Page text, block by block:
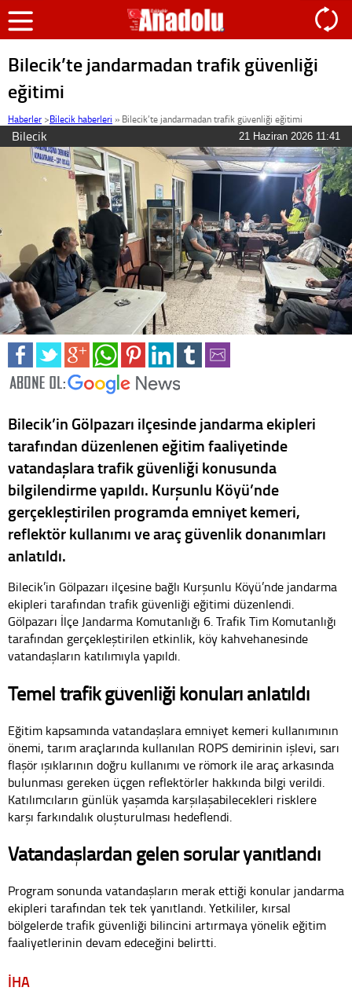
Bilecik’te jandarmadan trafik güvenliği
eğitimi
Haberler >Bilecik haberleri » Bilecik’te jandarmadan trafik güvenliği eğitimi
Bilecik 21 Haziran 2026 11:41
Bilecik’in Gölpazarı ilçesinde jandarma ekipleri
tarafından düzenlenen eğitim faaliyetinde
vatandaşlara trafik güvenliği konusunda
bilgilendirme yapıldı. Kurşunlu Köyü’nde
gerçekleştirilen programda emniyet kemeri,
reflektör kullanımı ve araç güvenlik donanımları
anlatıldı.
Bilecik’in Gölpazarı ilçesine bağlı Kurşunlu Köyü’nde jandarma
ekipleri tarafından trafik güvenliği eğitimi düzenlendi.
Gölpazarı İlçe Jandarma Komutanlığı 6. Trafik Tim Komutanlığı
tarafından gerçekleştirilen etkinlik, köy kahvehanesinde
vatandaşların katılımıyla yapıldı.
Temel trafik güvenliği konuları anlatıldı
Eğitim kapsamında vatandaşlara emniyet kemeri kullanımının
önemi, tarım araçlarında kullanılan ROPS demirinin işlevi, sarı
flaşör ışıklarının doğru kullanımı ve römork ile araç arkasında
bulunması gereken üçgen reflektörler hakkında bilgi verildi.
Katılımcıların günlük yaşamda karşılaşabilecekleri risklere
karşı farkındalık oluşturulması hedeflendi.
Vatandaşlardan gelen sorular yanıtlandı
Program sonunda vatandaşların merak ettiği konular jandarma
ekipleri tarafından tek tek yanıtlandı. Yetkililer, kırsal
bölgelerde trafik güvenliği bilincini artırmaya yönelik eğitim
faaliyetlerinin devam edeceğini belirtti.
İHA